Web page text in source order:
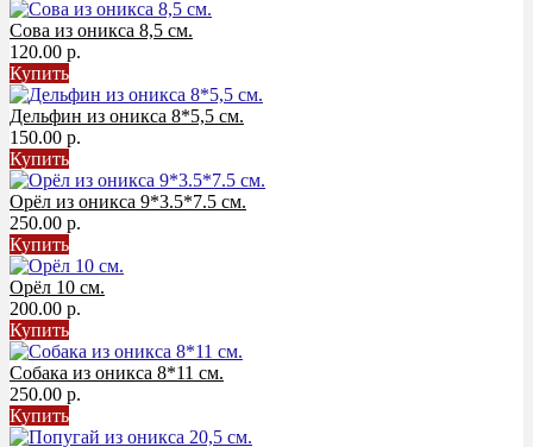
Сова из оникса 8,5 см.
120.00 р.
Купить
Дельфин из оникса 8*5,5 см.
150.00 р.
Купить
Орёл из оникса 9*3.5*7.5 см.
250.00 р.
Купить
Орёл 10 см.
200.00 р.
Купить
Собака из оникса 8*11 см.
250.00 р.
Купить